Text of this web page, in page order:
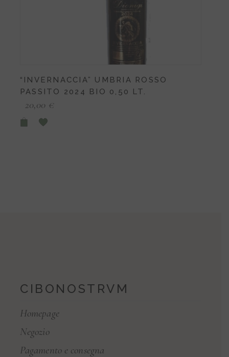
“INVERNACCIA” UMBRIA ROSSO
PASSITO 2024 BIO 0,50 LT.
20,00 €
CIBONOSTRVM
Homepage
Negozio
Pagamento e consegna